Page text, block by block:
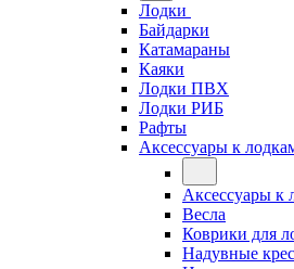
Лодки
Байдарки
Катамараны
Каяки
Лодки ПВХ
Лодки РИБ
Рафты
Аксессуары к
Аксессуары к
Весла
Коврики для
Надувные